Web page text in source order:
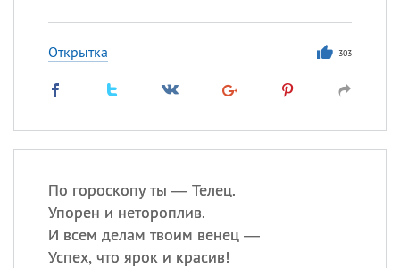
Открытка 303
По гороскопу ты — Телец.
Упорен и нетороплив.
И всем делам твоим венец —
Успех, что ярок и красив!
Посмотреть значениеи
происхождение